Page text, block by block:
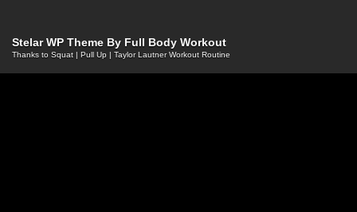
Stelar WP Theme By Full Body Workout
Thanks to Squat | Pull Up | Taylor Lautner Workout Routine